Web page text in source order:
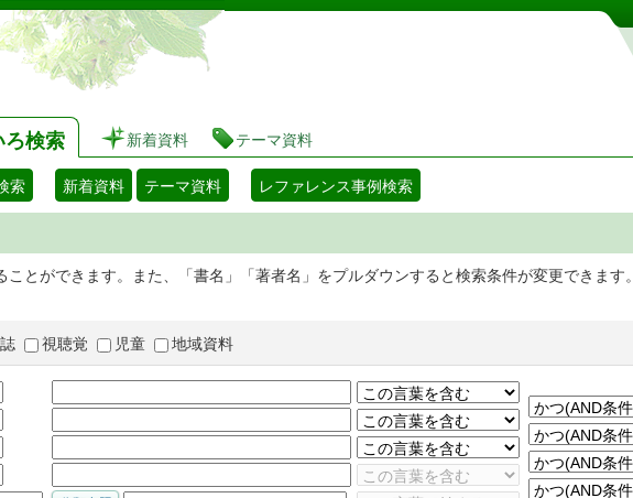
静岡県立図書館 蔵書検索・予約システム
ろ検索 新着資料 テーマ資料
索 新着資料 テーマ資料 レファレンス事例検索
とができます。また、「書名」「著者名」をプルダウンすると検索条件が変更できます。
視聴覚 児童 地域資料